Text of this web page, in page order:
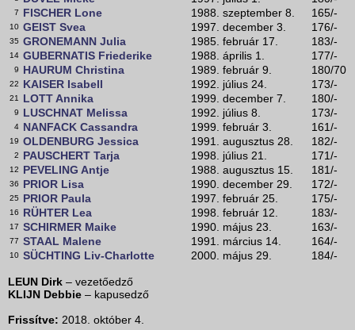
7 FISCHER Lone 1988. szeptember 8. 165/-
10 GEIST Svea 1997. december 3. 176/-
35 GRONEMANN Julia 1985. február 17. 183/-
14 GUBERNATIS Friederike 1988. április 1. 177/-
9 HAURUM Christina 1989. február 9. 180/70
22 KAISER Isabell 1992. július 24. 173/-
21 LOTT Annika 1999. december 7. 180/-
9 LUSCHNAT Melissa 1992. július 8. 173/-
4 NANFACK Cassandra 1999. február 3. 161/-
19 OLDENBURG Jessica 1991. augusztus 28. 182/-
2 PAUSCHERT Tarja 1998. július 21. 171/-
12 PEVELING Antje 1988. augusztus 15. 181/-
36 PRIOR Lisa 1990. december 29. 172/-
25 PRIOR Paula 1997. február 25. 175/-
16 RÜHTER Lea 1998. február 12. 183/-
17 SCHIRMER Maike 1990. május 23. 163/-
77 STAAL Malene 1991. március 14. 164/-
10 SÜCHTING Liv-Charlotte 2000. május 29. 184/-
LEUN Dirk – vezetőedző
KLIJN Debbie – kapusedző
Frissítve: 2018. október 4.